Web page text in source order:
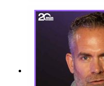
énormément
crédits, appâté par
financière devient
à ses jours, mais la
Depuis cet
son histoire.